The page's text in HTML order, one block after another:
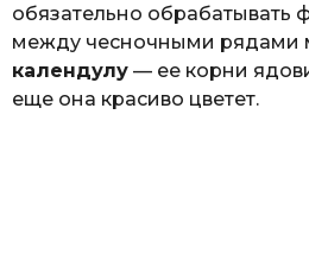
обязательно обрабатывать
между чесночными рядами
календулу — ее корни
еще она красиво цветет.